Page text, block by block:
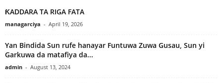
ƘADDARA TA RIGA FATA
managarciya - April 19, 2026
Yan Bindida Sun rufe hanayar Funtuwa Zuwa Gusau, Sun yi
Garkuwa da matafiya da...
admin - August 13, 2024